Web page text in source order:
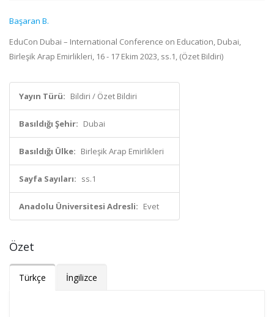
Başaran B.
EduCon Dubai – International Conference on Education, Dubai,
Birleşik Arap Emirlikleri, 16 - 17 Ekim 2023, ss.1, (Özet Bildiri)
Yayın Türü: Bildiri / Özet Bildiri
Basıldığı Şehir: Dubai
Basıldığı Ülke: Birleşik Arap Emirlikleri
Sayfa Sayıları: ss.1
Anadolu Üniversitesi Adresli: Evet
Özet
Türkçe İngilizce